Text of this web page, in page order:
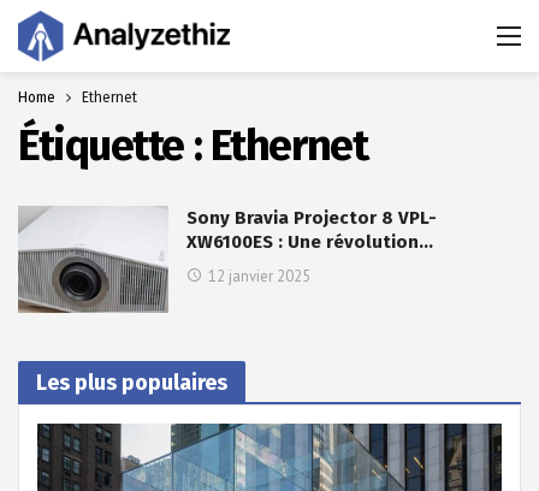
Home Ethernet
Étiquette : Ethernet
Sony Bravia Projector 8 VPL-
XW6100ES : Une révolution…
12 janvier 2025
Les plus populaires